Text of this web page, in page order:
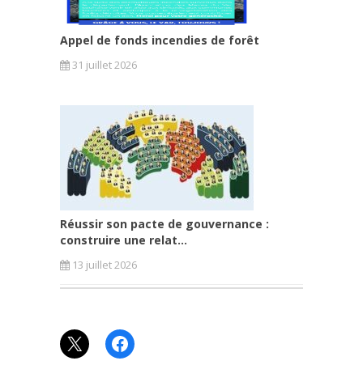
Appel de fonds incendies de forêt
31 juillet 2026
Réussir son pacte de gouvernance :
construire une relat...
13 juillet 2026
X Facebook